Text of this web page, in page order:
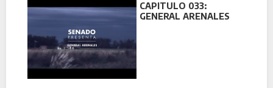
CAPITULO 033:
GENERAL ARENALES